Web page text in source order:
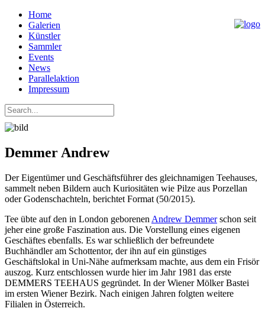
Home
Galerien
Künstler
Sammler
Events
News
Parallelaktion
Impressum
Demmer Andrew
Der Eigentümer und Geschäftsführer des gleichnamigen Teehauses,
sammelt neben Bildern auch Kuriositäten wie Pilze aus Porzellan
oder Godenschachteln, berichtet Format (50/2015).
Tee übte auf den in London geborenen Andrew Demmerschon seit
jeher eine große Faszination aus. Die Vorstellung eines eigenen
Geschäftes ebenfalls. Es war schließlich der befreundete
Buchhändler am Schottentor, der ihn auf ein günstiges
Geschäftslokal in Uni-Nähe aufmerksam machte, aus dem ein Frisör
auszog. Kurz entschlossen wurde hier im Jahr 1981 das erste
DEMMERS TEEHAUS gegründet. In der Wiener Mölker Bastei
im ersten Wiener Bezirk. Nach einigen Jahren folgten weitere
Filialen in Österreich.